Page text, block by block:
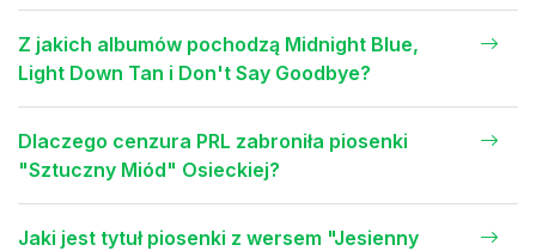
Z jakich albumów pochodzą Midnight Blue,
Light Down Tan i Don't Say Goodbye?
Dlaczego cenzura PRL zabroniła piosenki
"Sztuczny Miód" Osieckiej?
Jaki jest tytuł piosenki z wersem "Jesienny